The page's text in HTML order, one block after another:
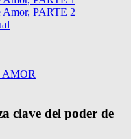
Amor, PARTE 2
clave del poder de